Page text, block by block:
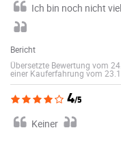
Ich bin noch nicht
Bericht
Übersetzte Bewertung vom
einer Kauferfahrung vom
4/5
Keiner